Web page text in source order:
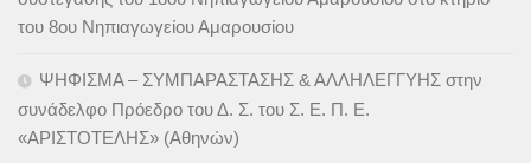
του 8ου Νηπιαγωγείου Αμαρουσίου
ΨΗΦΙΣΜΑ – ΣΥΜΠΑΡΑΣΤΑΣΗΣ & ΑΛΛΗΛΕΓΓΥΗΣ στην
συνάδελφο Πρόεδρο του Δ. Σ. του Σ. Ε. Π. Ε.
«ΑΡΙΣΤΟΤΕΛΗΣ» (Αθηνών)